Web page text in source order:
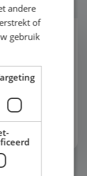
tijdens
bestemming
docenten
da...
andere
of
gebruik